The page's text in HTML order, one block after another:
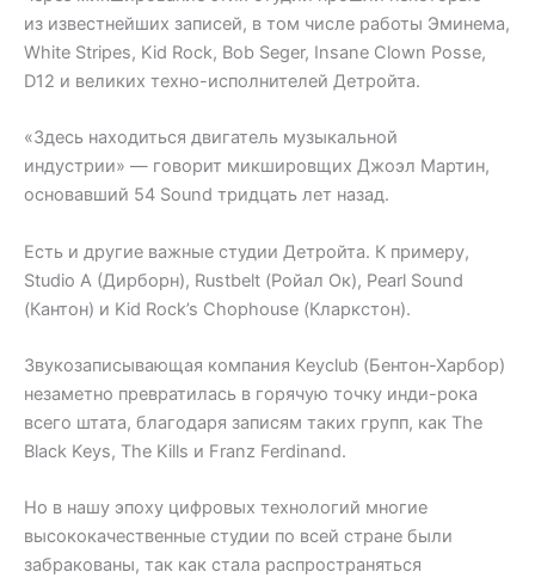
из известнейших записей, в том числе работы Эминема,
White Stripes, Kid Rock, Bob Seger, Insane Clown Posse,
D12 и великих техно-исполнителей Детройта.
«Здесь находиться двигатель музыкальной
индустрии» — говорит микшировщих Джоэл Мартин,
основавший 54 Sound тридцать лет назад.
Есть и другие важные студии Детройта. К примеру,
Studio A (Дирборн), Rustbelt (Ройал Ок), Pearl Sound
(Кантон) и Kid Rock’s Chophouse (Кларкстон).
Звукозаписывающая компания Keyclub (Бентон-Харбор)
незаметно превратилась в горячую точку инди-рока
всего штата, благодаря записям таких групп, как The
Black Keys, The Kills и Franz Ferdinand.
Но в нашу эпоху цифровых технологий многие
высококачественные студии по всей стране были
забракованы, так как стала распространяться